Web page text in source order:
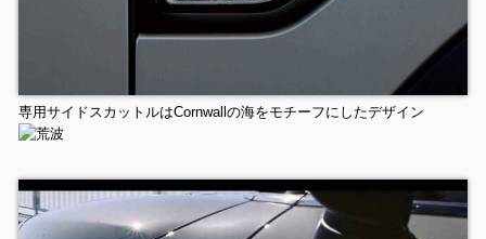
専用サイドスカットルはCornwallの海をモチーフにしたデザイン